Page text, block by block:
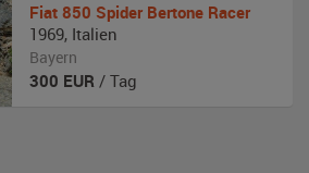
Fiat 850 Spider Bertone Racer
1969, Italien
Bayern
300 EUR / Tag